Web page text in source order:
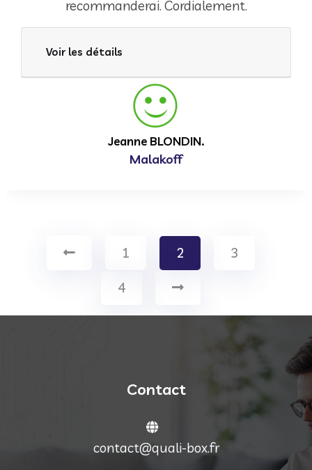
recommanderai. Cordialement.
Voir les détails
Jeanne BLONDIN.
Malakoff
1 2 3
4
Contact
contact@quali-box.fr